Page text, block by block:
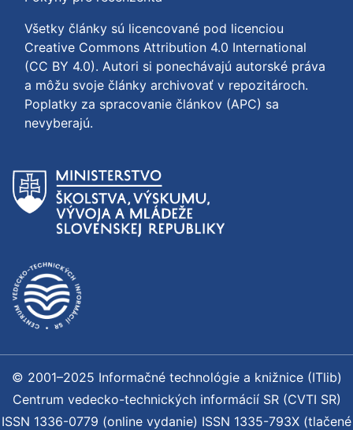
Všetky články sú licencované pod licenciou
Creative Commons Attribution 4.0 International
(CC BY 4.0). Autori si ponechávajú autorské práva
a môžu svoje články archivovať v repozitároch.
Poplatky za spracovanie článkov (APC) sa
nevyberajú.
© 2001–2025 Informačné technológie a knižnice (ITlib)
Centrum vedecko-technických informácií SR (CVTI SR)
ISSN 1336-0779 (online vydanie) ISSN 1335-793X (tlačené